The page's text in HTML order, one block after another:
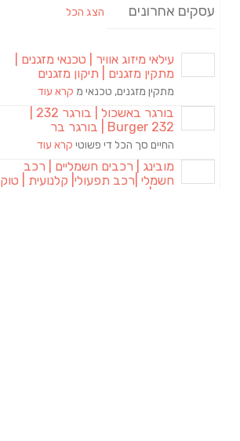
עסקים אחרונים הצג הכל
עילאי מיזוג אוויר | טכנאי מזגנים |
מתקין מזגנים | תיקון מזגנים
מתקין מזגנים, טכנאי מ קרא עוד
Burger 232 | בורגר בר
החיים סך הכל די פשוטי קרא עוד
מובינג | רכבים חשמליים | רכב
חשמלי |רכב תפעולי| קלנועית | טוק